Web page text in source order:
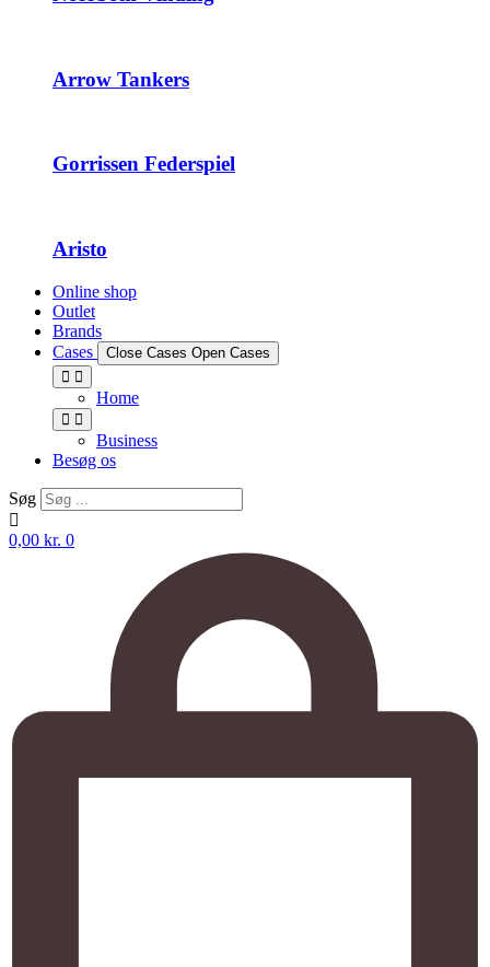
Arrow Tankers
Gorrissen Federspiel
Aristo
Online shop
Outlet
Brands
Cases
Close Cases Open Cases
Home
Business
Besøg os
Søg
0,00 kr. 0